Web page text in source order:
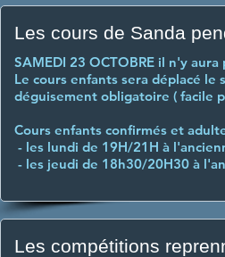
Les cours de Sanda
SAMEDI 23 OCTOBRE il n'y
Le cours enfants sera déplacé
déguisement obligatoire ( facile
Cours enfants confirmés et
- les lundi de 19H/21H à
- les jeudi de 18h30/20H30 à
Les compétitions